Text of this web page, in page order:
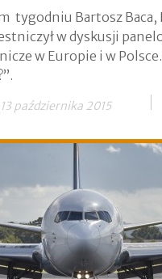
tygodniu Bartosz Baca,
w dyskusji
w Europie i w Polsce.
października 2015